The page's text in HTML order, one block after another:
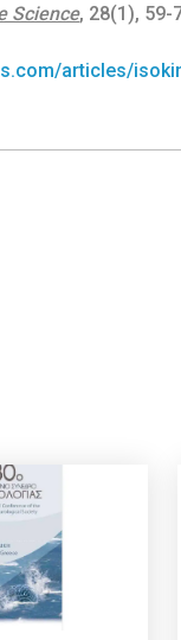
Science, 28(1), 59-
articles/